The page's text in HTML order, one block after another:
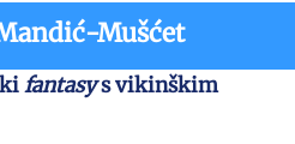
Mušćet
fantasys vikinškim